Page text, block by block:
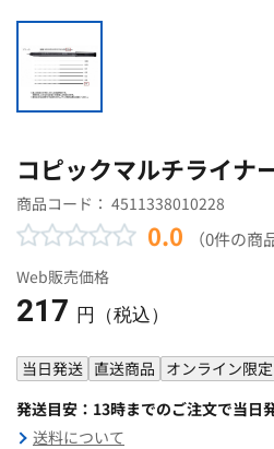
コピックマルチライナ
商品コード： 4511338010228
0.0 （0件の商
Web販売価格
217 円（税込）
当日発送 直送商品 オンライン限定
発送目安：13時までのご注文で当日
送料について